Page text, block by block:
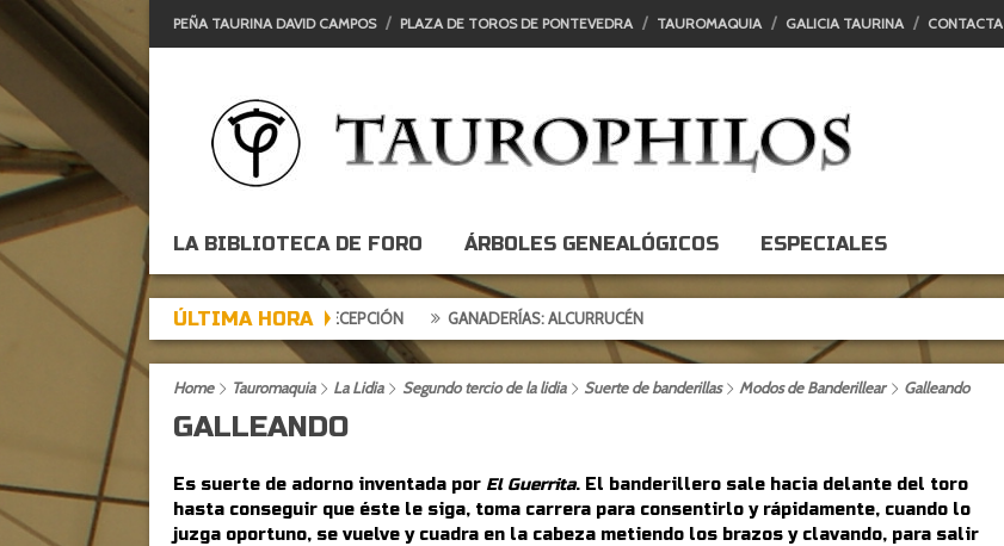
PEÑA TAURINA DAVID CAMPOS PLAZA DE TOROS DE PONTEVEDRA TAUROMAQUIA GALICIA TAURINA CONTACTA
LA BIBLIOTECA DE FORO ÁRBOLES GENEALÓGICOS ESPECIALES
ÚLTIMA HORA
DE EXPECTACIÓN, TARDE DE DECEPCIÓN GANADERÍAS: ALCURRUCÉN
Home Tauromaquia La Lidia Segundo tercio de la lidia Suerte de banderillas Modos de Banderillear Galleando
GALLEANDO
Es suerte de adorno inventada por El Guerrita. El banderillero sale hacia delante del toro
hasta conseguir que éste le siga, toma carrera para consentirlo y rápidamente, cuando lo
juzga oportuno, se vuelve y cuadra en la cabeza metiendo los brazos y clavando, para salir